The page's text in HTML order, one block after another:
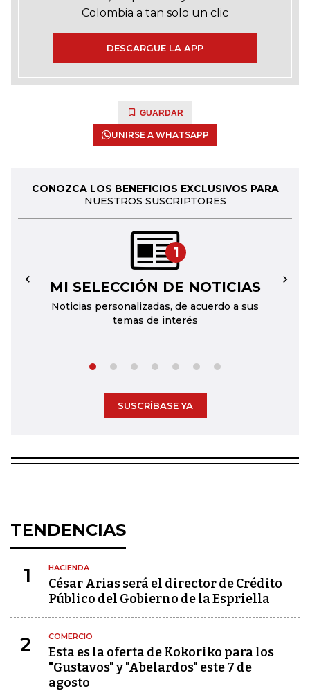
Colombia a tan solo un clic
DESCARGUE LA APP
GUARDAR
UNIRSE A WHATSAPP
CONOZCA LOS BENEFICIOS EXCLUSIVOS PARA
NUESTROS SUSCRIPTORES
1
MI SELECCIÓN DE NOTICIAS
Noticias personalizadas, de acuerdo a sus
temas de interés
← →
SUSCRÍBASE YA
TENDENCIAS
1 HACIENDA
César Arias será el director de Crédito
Público del Gobierno de la Espriella
2 COMERCIO
Esta es la oferta de Kokoriko para los
"Gustavos" y "Abelardos" este 7 de
agosto